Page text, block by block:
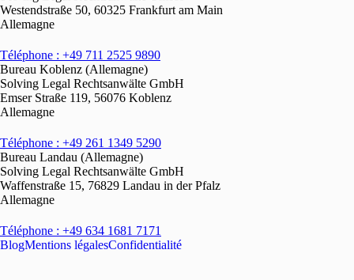
Westendstraße 50, 60325 Frankfurt am Main
Allemagne
Téléphone : +49 711 2525 9890
Bureau Koblenz (Allemagne)
Solving Legal Rechtsanwälte GmbH
Emser Straße 119, 56076 Koblenz
Allemagne
Téléphone : +49 261 1349 5290
Bureau Landau (Allemagne)
Solving Legal Rechtsanwälte GmbH
Waffenstraße 15, 76829 Landau in der Pfalz
Allemagne
Téléphone : +49 634 1681 7171
BlogMentions légalesConfidentialité